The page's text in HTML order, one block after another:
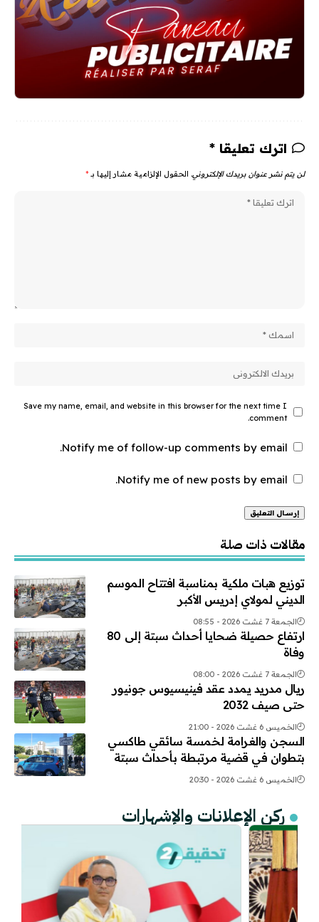
اترك تعليقا *
لن يتم نشر عنوان بريدك الإلكتروني. الحقول الإلزامية مشار إليها بـ *
Save my name, email, and website in this browser for the next time I
comment.
Notify me of follow-up comments by email.
Notify me of new posts by email.
مقالات ذات صلة
توزيع هبات ملكية بمناسبة افتتاح الموسم
الديني لمولاي إدريس الأكبر
الجمعة 7 غشت 2026 - 08:55
ارتفاع حصيلة ضحايا أحداث سبتة إلى 80
وفاة
الجمعة 7 غشت 2026 - 08:00
ريال مدريد يمدد عقد فينيسيوس جونيور
حتى صيف 2032
الخميس 6 غشت 2026 - 21:00
السجن والغرامة لخمسة سائقي طاكسي
بتطوان في قضية مرتبطة بأحداث سبتة
الخميس 6 غشت 2026 - 20:30
ركن الإعلانات والإشهارات